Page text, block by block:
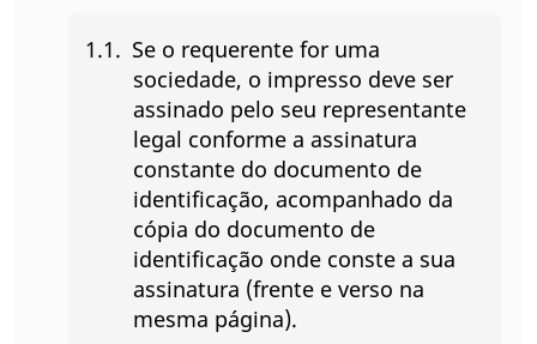
Se o requerente for uma
sociedade, o impresso deve ser
assinado pelo seu representante
legal conforme a assinatura
constante do documento de
identificação, acompanhado da
cópia do documento de
identificação onde conste a sua
assinatura (frente e verso na
mesma página).